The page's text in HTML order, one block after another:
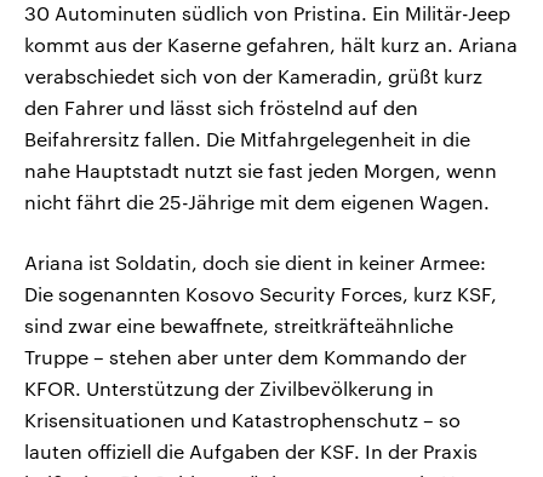
30 Autominuten südlich von Pristina. Ein Militär-Jeep
kommt aus der Kaserne gefahren, hält kurz an. Ariana
verabschiedet sich von der Kameradin, grüßt kurz
den Fahrer und lässt sich fröstelnd auf den
Beifahrersitz fallen. Die Mitfahrgelegenheit in die
nahe Hauptstadt nutzt sie fast jeden Morgen, wenn
nicht fährt die 25-Jährige mit dem eigenen Wagen.
Ariana ist Soldatin, doch sie dient in keiner Armee:
Die sogenannten Kosovo Security Forces, kurz KSF,
sind zwar eine bewaffnete, streitkräfteähnliche
Truppe – stehen aber unter dem Kommando der
KFOR. Unterstützung der Zivilbevölkerung in
Krisensituationen und Katastrophenschutz – so
lauten offiziell die Aufgaben der KSF. In der Praxis